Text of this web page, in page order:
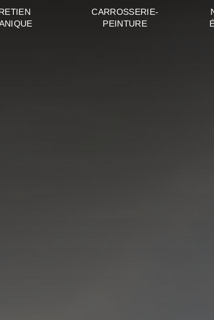
CARROSSERIE-
PEINTURE